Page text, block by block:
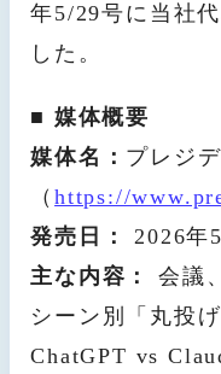
年5/29号に当社
した。
■ 媒体概要
媒体名： プレジ
（https://
発売日：
2026年
主な内容：
会議
シーン別「丸投
ChatGPT vs